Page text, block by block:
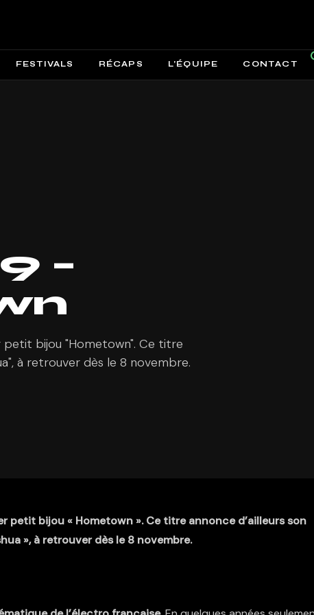
FESTIVALS RÉCAPS L’ÉQUIPE CONTACT
–
petit bijou "Hometown". Ce titre
à retrouver dès le 8 novembre.
petit bijou « Hometown ». Ce titre annonce d’ailleurs son
», à retrouver dès le 8 novembre.